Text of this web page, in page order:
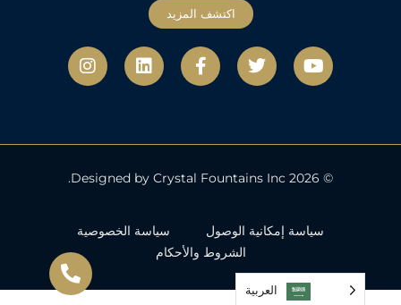
اكتشف المزيد
ي
و
ت
ب
ت
و
ي
ف
ي
س
ك
ف
ل
ي
ن
إ
ا
ن
س
ر
م
© 2026 Designed by Crystal Fountains Inc.
سياسة إمكانية الوصول
سياسة الخصوصية
الشروط والأحكام
العربية‏